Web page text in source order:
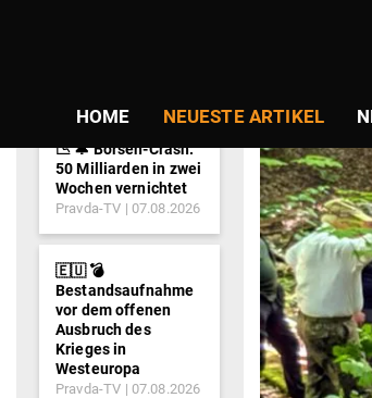
HOME NEUESTE ARTIKEL
📉 🔔 Börsen-Crash:
50 Milliarden in zwei
Wochen vernichtet
Pravda-TV 07.08.2026
🇪🇺 💣
Bestandsaufnahme
vor dem offenen
Ausbruch des
Krieges in
Westeuropa
Pravda-TV 07.08.2026